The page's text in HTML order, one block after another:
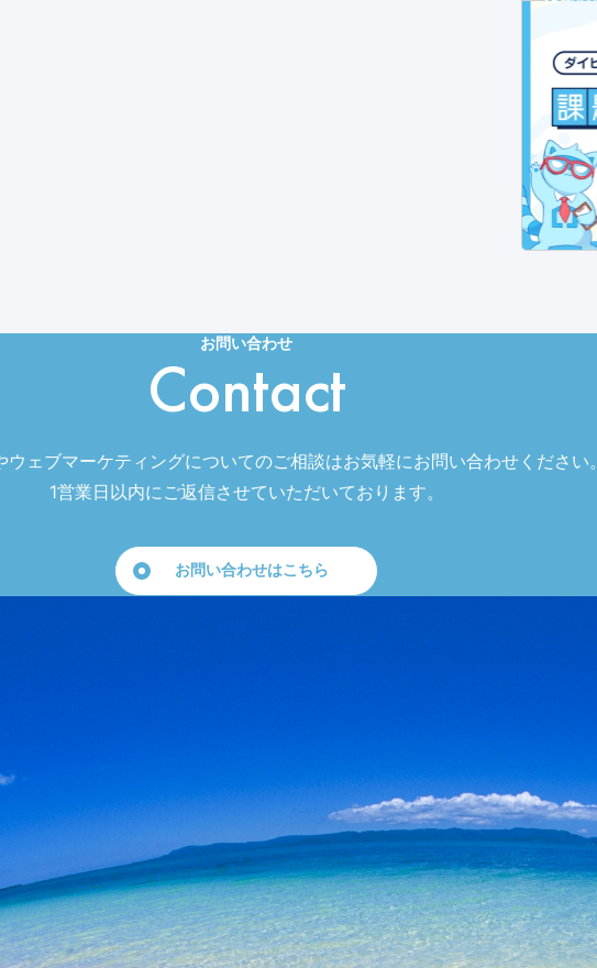
お問い合わせ
Contact
ウェブマーケティングについてのご相談はお気軽にお問い合わせください。
1営業日以内にご返信させていただいております。
お問い合わせはこちら